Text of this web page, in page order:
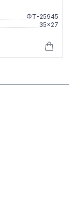
ФТ-25945
35×27